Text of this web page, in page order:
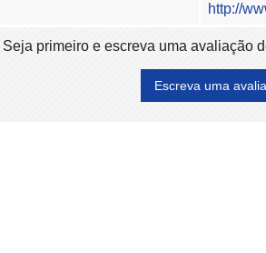
http://
Seja primeiro e escreva uma avaliação
Escreva uma